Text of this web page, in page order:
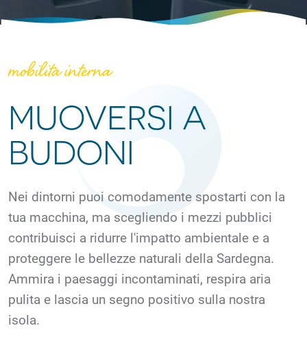
mobilità interna
MUOVERSI A
BUDONI
Nei dintorni puoi comodamente spostarti con la
tua macchina, ma scegliendo i mezzi pubblici
contribuisci a ridurre l'impatto ambientale e a
proteggere le bellezze naturali della Sardegna.
Ammira i paesaggi incontaminati, respira aria
pulita e lascia un segno positivo sulla nostra
isola.